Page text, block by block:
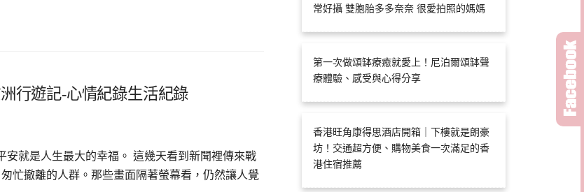
行遊記-心情紀錄生活紀錄
就是人生最大的幸福。 這幾天看到新聞裡傳來戰
忙撤離的人群。那些畫面隔著螢幕看，仍然讓人覺
常好攝 雙胞胎多多奈奈 很愛拍照的媽媽
第一次做頌缽療癒就愛上！尼泊爾頌缽聲
療體驗、感受與心得分享
香港旺角康得思酒店開箱｜下樓就是朗豪
坊！交通超方便、購物美食一次滿足的香
港住宿推薦